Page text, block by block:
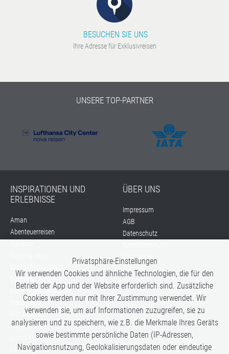
BESUCHEN SIE UNS
Ihre Adresse für Exklusivreisen
UNSERE TOP-PARTNER
INSPIRATIONEN UND
ERLEBNISSE
Aman
Abenteuerreisen
Gourmet-Momente
Luxus Familienurlaub
Honeymoon
Hot & New
Hüttenzauber
Luxus Kreuzfahrten
Lifestyle
ÜBER UNS
Impressum
AGB
Datenschutz
nova reisen
Anfahrt
Privatsphäre-Einstellungen
Wir verwenden Cookies und ähnliche Technologien, die für den
Betrieb der App und der Website erforderlich sind. Zusätzliche
Cookies werden nur mit Ihrer Zustimmung verwendet. Wir
verwenden sie, um auf Informationen zuzugreifen, sie zu
analysieren und zu speichern, wie z.B. die Merkmale Ihres Geräts
sowie bestimmte persönliche Daten (IP-Adressen,
Navigationsnutzung, Geolokalisierungsdaten oder eindeutige